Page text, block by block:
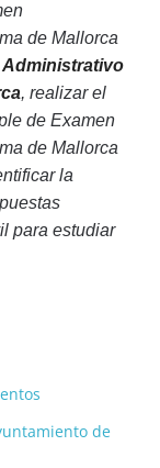
de Mallorca
, realizar el
de Examen
de Mallorca
la
para estudiar
de